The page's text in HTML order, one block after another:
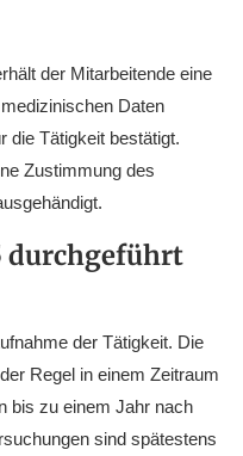
der Mitarbeitende eine
Daten
die Tätigkeit bestätigt.
Zustimmung des
durchgeführt
der Tätigkeit. Die
Regel in einem Zeitraum
bis zu einem Jahr nach
sind spätestens